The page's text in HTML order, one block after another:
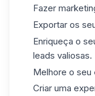
Fazer
Exportar os
Enriqueça o
leads valiosas.
Melhore o seu
Criar uma